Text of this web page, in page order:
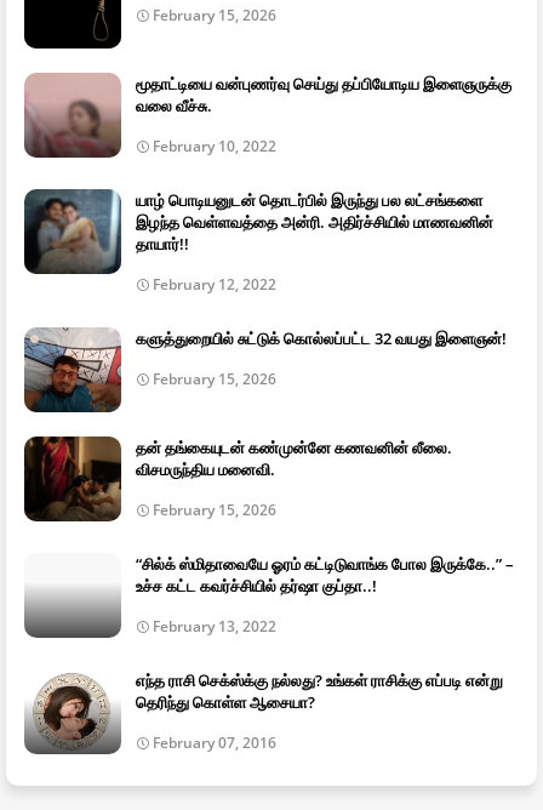
February 15, 2026
மூதாட்டியை வன்புணர்வு செய்து தப்பியோடிய இளைஞருக்கு
வலை வீச்சு.
February 10, 2022
யாழ் பொடியனுடன் தொடர்பில் இருந்து பல லட்சங்களை
இழந்த வெள்ளவத்தை அன்ரி. அதிர்ச்சியில் மாணவனின்
தாயார்!!
February 12, 2022
களுத்துறையில் சுட்டுக் கொல்லப்பட்ட 32 வயது இளைஞன்!
February 15, 2026
தன் தங்கையுடன் கண்முன்னே கணவனின் லீலை.
விசமருந்திய மனைவி.
February 15, 2026
“சில்க் ஸ்மிதாவையே ஓரம் கட்டிடுவாங்க போல இருக்கே..” –
உச்ச கட்ட கவர்ச்சியில் தர்ஷா குப்தா..!
February 13, 2022
எந்த ராசி செக்ஸ்க்கு நல்லது? உங்கள் ராசிக்கு எப்படி என்று
தெரிந்து கொள்ள ஆசையா?
February 07, 2016